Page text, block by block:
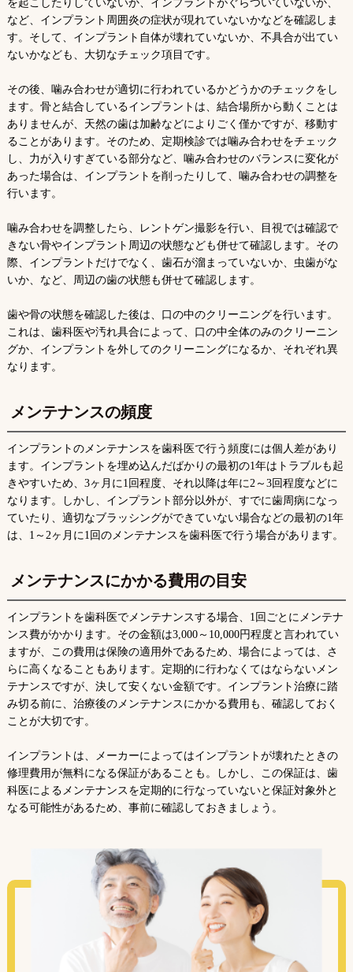
を起こしたりしていないか、インプラントがぐらついていないか、
など、インプラント周囲炎の症状が現れていないかなどを確認しま
す。そして、インプラント自体が壊れていないか、不具合が出てい
ないかなども、大切なチェック項目です。
その後、噛み合わせが適切に行われているかどうかのチェックをし
ます。骨と結合しているインプラントは、結合場所から動くことは
ありませんが、天然の歯は加齢などによりごく僅かですが、移動す
ることがあります。そのため、定期検診では噛み合わせをチェック
し、力が入りすぎている部分など、噛み合わせのバランスに変化が
あった場合は、インプラントを削ったりして、噛み合わせの調整を
行います。
噛み合わせを調整したら、レントゲン撮影を行い、目視では確認で
きない骨やインプラント周辺の状態なども併せて確認します。その
際、インプラントだけでなく、歯石が溜まっていないか、虫歯がな
いか、など、周辺の歯の状態も併せて確認します。
歯や骨の状態を確認した後は、口の中のクリーニングを行います。
これは、歯科医や汚れ具合によって、口の中全体のみのクリーニン
グか、インプラントを外してのクリーニングになるか、それぞれ異
なります。
メンテナンスの頻度
インプラントのメンテナンスを歯科医で行う頻度には個人差があり
ます。インプラントを埋め込んだばかりの最初の1年はトラブルも起
きやすいため、3ヶ月に1回程度、それ以降は年に2～3回程度などに
なります。しかし、インプラント部分以外が、すでに歯周病になっ
ていたり、適切なブラッシングができていない場合などの最初の1年
は、1～2ヶ月に1回のメンテナンスを歯科医で行う場合があります。
メンテナンスにかかる費用の目安
インプラントを歯科医でメンテナンスする場合、1回ごとにメンテナ
ンス費がかかります。その金額は3,000～10,000円程度と言われてい
ますが、この費用は保険の適用外であるため、場合によっては、さ
らに高くなることもあります。定期的に行わなくてはならないメン
テナンスですが、決して安くない金額です。インプラント治療に踏
み切る前に、治療後のメンテナンスにかかる費用も、確認しておく
ことが大切です。
インプラントは、メーカーによってはインプラントが壊れたときの
修理費用が無料になる保証があることも。しかし、この保証は、歯
科医によるメンテナンスを定期的に行なっていないと保証対象外と
なる可能性があるため、事前に確認しておきましょう。